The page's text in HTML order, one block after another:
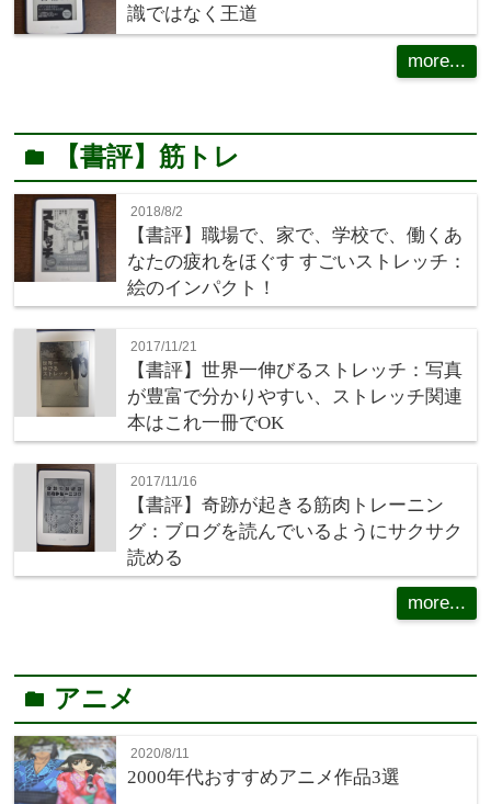
識ではなく王道
more...
folder 【書評】筋トレ
2018/8/2
【書評】職場で、家で、学校で、働くあ
なたの疲れをほぐす すごいストレッチ：
絵のインパクト！
2017/11/21
【書評】世界一伸びるストレッチ：写真
が豊富で分かりやすい、ストレッチ関連
本はこれ一冊でOK
2017/11/16
【書評】奇跡が起きる筋肉トレーニン
グ：ブログを読んでいるようにサクサク
読める
more...
folder アニメ
2020/8/11
2000年代おすすめアニメ作品3選